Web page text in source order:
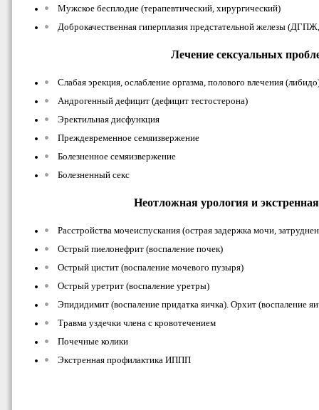
Мужское бесплодие (терапевтический, хирургический)
Доброкачественная гиперплазия предстательной железы
Лечение сексуальных
Слабая эрекция, ослабление оргазма, полового влечения
Андрогенный дефицит (дефицит тестостерона)
Эректильная дисфункция
Преждевременное семяизвержение
Болезненное семяизвержение
Болезненный секс
Неотложная урология и
Расстройства мочеиспускания (острая задержка мочи,
Острый пиелонефрит (воспаление почек)
Острый цистит (воспаление мочевого пузыря)
Острый уретрит (воспаление уретры)
Эпидидимит (воспаление придатка яичка). Орхит (воспаление
Травма уздечки члена с кровотечением
Почечные колики
Экстренная профилактика ИППП